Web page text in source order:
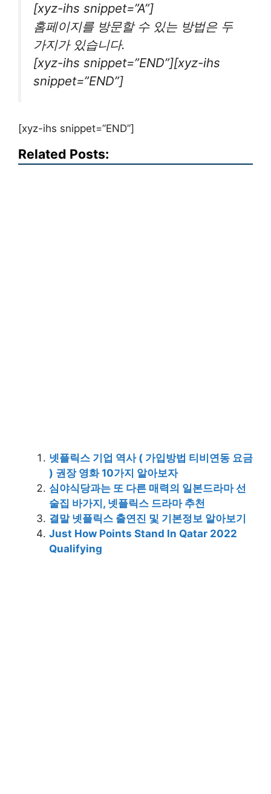
[xyz-ihs snippet=”A”]
홈페이지를 방문할 수 있는 방법은 두
가지가 있습니다.
[xyz-ihs snippet=”END”][xyz-ihs
snippet=”END”]
[xyz-ihs snippet=”END”]
Related Posts:
넷플릭스 기업 역사 ( 가입방법 티비연동 요금
) 권장 영화 10가지 알아보자
심야식당과는 또 다른 매력의 일본드라마 선
술집 바가지, 넷플릭스 드라마 추천
결말 넷플릭스 출연진 및 기본정보 알아보기
Just How Points Stand In Qatar 2022
Qualifying